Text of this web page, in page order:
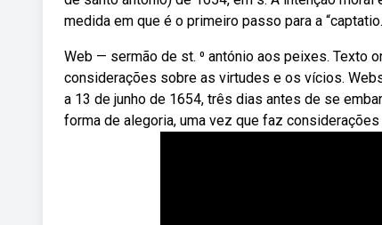
medida em que é o primeiro passo para a “captatio.
Web — sermão de st. ⁰ antónio aos peixes. Texto
considerações sobre as virtudes e os vícios.
a 13 de junho de 1654, três dias antes de se
forma de alegoria, uma vez que faz